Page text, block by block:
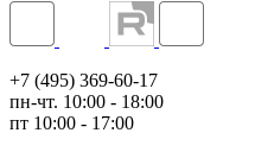
+7 (495) 369-60-17
пн-чт. 10:00 - 18:00
пт 10:00 - 17:00